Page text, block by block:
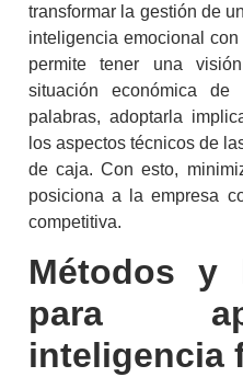
transformar la gestión de
inteligencia emocional
permite tener una
situación económica
palabras, adoptarla
los aspectos técnicos de
de caja. Con esto,
posiciona a la empresa
competitiva.
Métodos y
para
inteligencia